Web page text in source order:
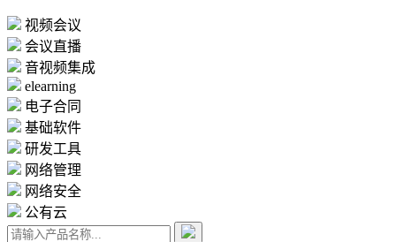
视频会议
会议直播
音视频集成
elearning
电子合同
基础软件
研发工具
网络管理
网络安全
公有云